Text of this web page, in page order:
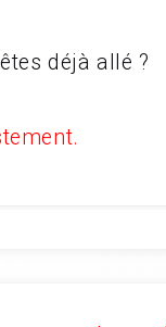
déjà allé ?